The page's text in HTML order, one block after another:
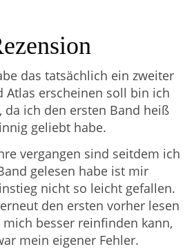
das tatsächlich ein zweiter
Atlas erscheinen soll bin ich
da ich den ersten Band heiß
geliebt habe.
vergangen sind seitdem ich
gelesen habe ist mir
nicht so leicht gefallen.
den ersten vorher lesen
besser reinfinden kann,
mein eigener Fehler.